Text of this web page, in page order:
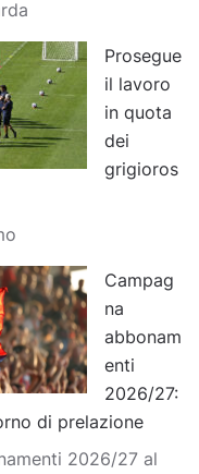
Prosegue
il lavoro
in quota
dei
grigioros
Campag
na
abbonam
enti
2026/27:
di prelazione
2026/27 al